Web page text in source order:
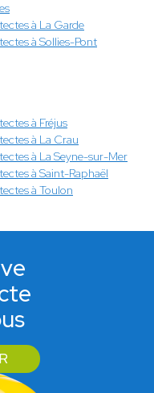
à La Garde
à Sollies-Pont
à Fréjus
à La Crau
à La Seyne-sur-Mer
à Saint-Raphaël
à Toulon